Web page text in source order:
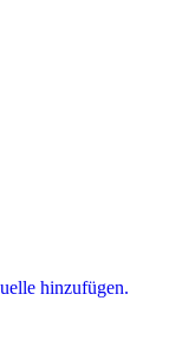
hinzufügen.